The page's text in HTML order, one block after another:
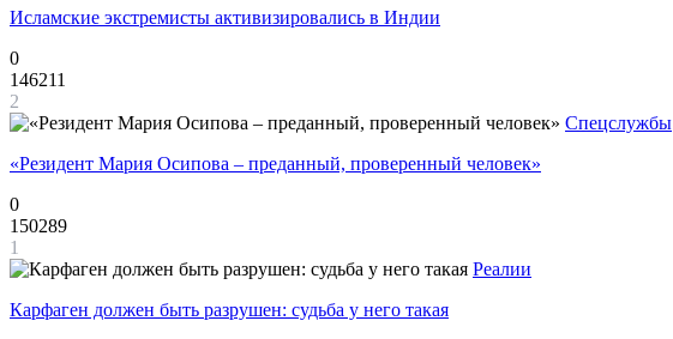
Исламские экстремисты активизировались в Индии
0
146211
2
Спецслужбы
«Резидент Мария Осипова – преданный, проверенный человек»
0
150289
1
Реалии
Карфаген должен быть разрушен: судьба у него такая